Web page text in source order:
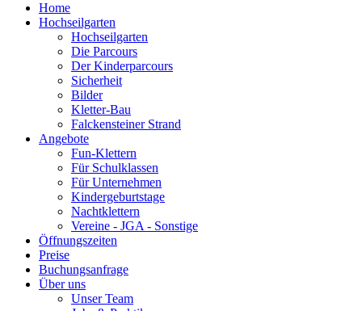
Home
Hochseilgarten
Hochseilgarten
Die Parcours
Der Kinderparcours
Sicherheit
Bilder
Kletter-Bau
Falckensteiner Strand
Angebote
Fun-Klettern
Für Schulklassen
Für Unternehmen
Kindergeburtstage
Nachtklettern
Vereine - JGA - Sonstige
Öffnungszeiten
Preise
Buchungsanfrage
Über uns
Unser Team